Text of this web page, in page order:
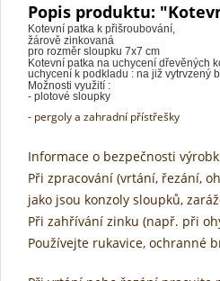
Popis produktu:
Kotevní patka k přišroubování,
žárově zinkovaná
pro rozměr sloupku 7x7 cm
Kotevní patka na uchycení dřevěných
uchycení k podkladu : na již vytrvzený
Možnosti využití :
- plotové sloupky
- pergoly a zahradní přístřešky
Informace o bezpečnosti
Při zpracování (vrtání, řezání,
jako jsou konzoly sloupků,
Při zahřívání zinku (např. při
Používejte rukavice, ochranné